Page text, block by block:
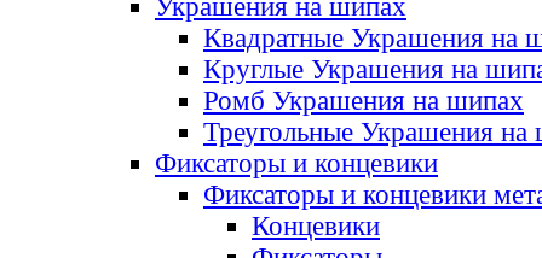
Украшения на шипах
Квадратные Украшения на
Круглые Украшения на
Ромб Украшения на шипах
Треугольные Украшения на
Фиксаторы и концевики
Фиксаторы и концевики
Концевики